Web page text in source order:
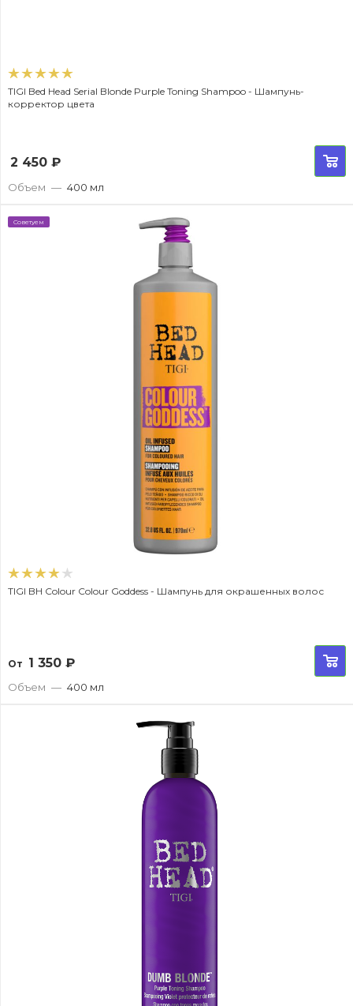
TIGI Bed Head Serial Blonde Purple Toning Shampoo - Шампунь-
корректор цвета
2 450 ₽
Объем — 400 мл
Советуем
TIGI BH Colour Colour Goddess - Шампунь для окрашенных волос
От 1 350 ₽
Объем — 400 мл